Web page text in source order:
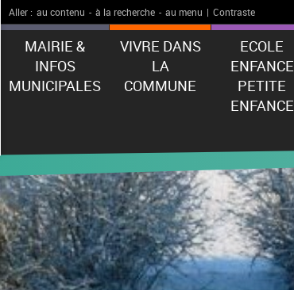
Aller : au contenu - à la recherche - au menu | Contraste
MAIRIE &
INFOS
MUNICIPALES
VIVRE DANS
LA
COMMUNE
ECOLE
ENFANCE
PETITE
ENFANCE